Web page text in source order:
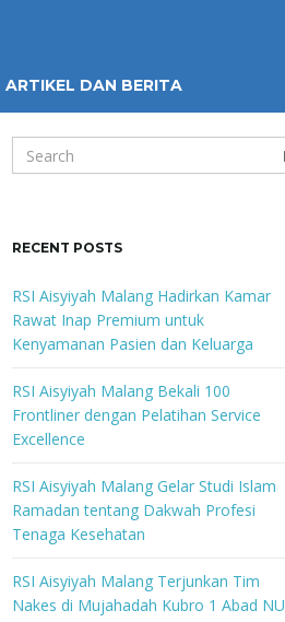
ARTIKEL DAN BERITA
e
c
k
e
y
w
o
r
d
RECENT POSTS
RSI Aisyiyah Malang Hadirkan Kamar
Rawat Inap Premium untuk
Kenyamanan Pasien dan Keluarga
RSI Aisyiyah Malang Bekali 100
Frontliner dengan Pelatihan Service
Excellence
RSI Aisyiyah Malang Gelar Studi Islam
Ramadan tentang Dakwah Profesi
Tenaga Kesehatan
RSI Aisyiyah Malang Terjunkan Tim
Nakes di Mujahadah Kubro 1 Abad NU